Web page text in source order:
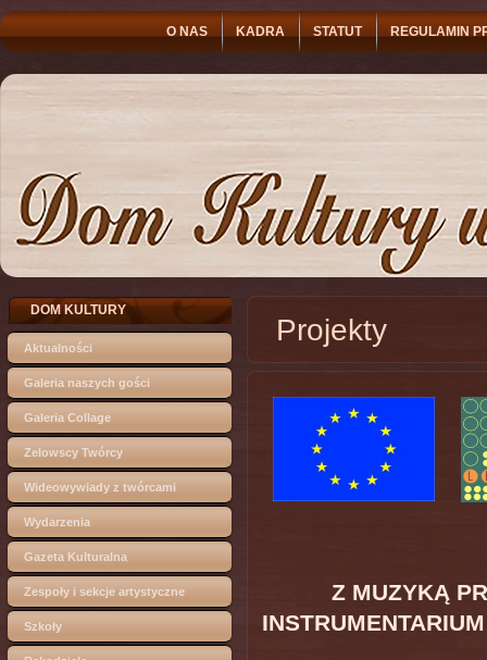
O NAS KADRA STATUT REGULAMIN
DOM KULTURY
Aktualności
Galeria naszych gości
Galeria Collage
Zelowscy Twórcy
Wideowywiady z twórcami
Wydarzenia
Gazeta Kulturalna
Zespoły i sekcje artystyczne
Szkoły
Projekty
Z MUZYKĄ